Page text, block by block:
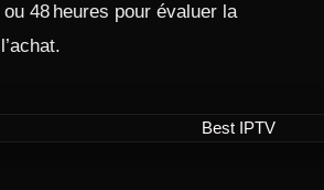
ou 48 heures pour évaluer la